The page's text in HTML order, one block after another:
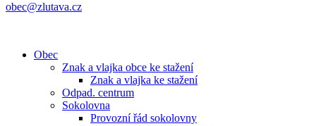
obec@zlutava.cz
Obec
Znak a vlajka obce ke stažení
Znak a vlajka ke stažení
Odpad. centrum
Sokolovna
Provozní řád sokolovny